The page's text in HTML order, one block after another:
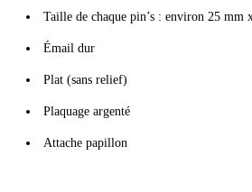
Taille de chaque pin’s : environ 25 mm
Émail dur
Plat (sans relief)
Plaquage argenté
Attache papillon